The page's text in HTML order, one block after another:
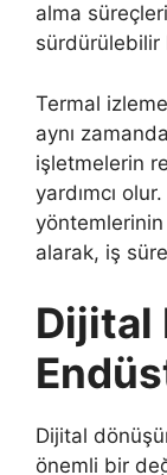
alma
sürdürülebilir
Termal
aynı
işletmelerin
yardımcı
alarak, iş
Dijital
Dijital
önemli bir